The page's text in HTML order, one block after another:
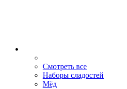
Смотреть все
Наборы сладостей
Мёд